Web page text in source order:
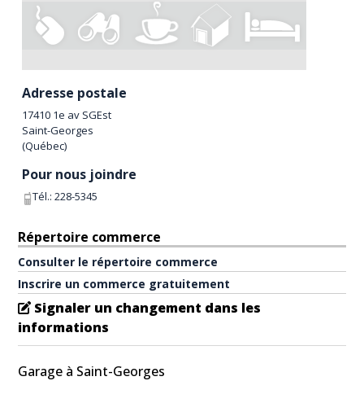
Adresse postale
17410 1e av SGEst
Saint-Georges
(Québec)
Pour nous joindre
Tél.:228-5345
Répertoire commerce
Consulter le répertoire commerce
Inscrire un commerce gratuitement
Signaler un changement dans les
informations
Garage à Saint-Georges